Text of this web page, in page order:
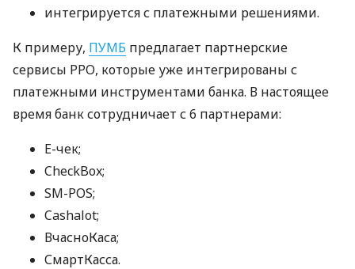
интегрируется с платежными решениями.
К примеру, ПУМБ предлагает партнерские
сервисы РРО, которые уже интегрированы с
платежными инструментами банка. В настоящее
время банк сотрудничает с 6 партнерами:
E-чек;
CheckBox;
SM-POS;
Cashalot;
ВчасноКаса;
СмартКасса.